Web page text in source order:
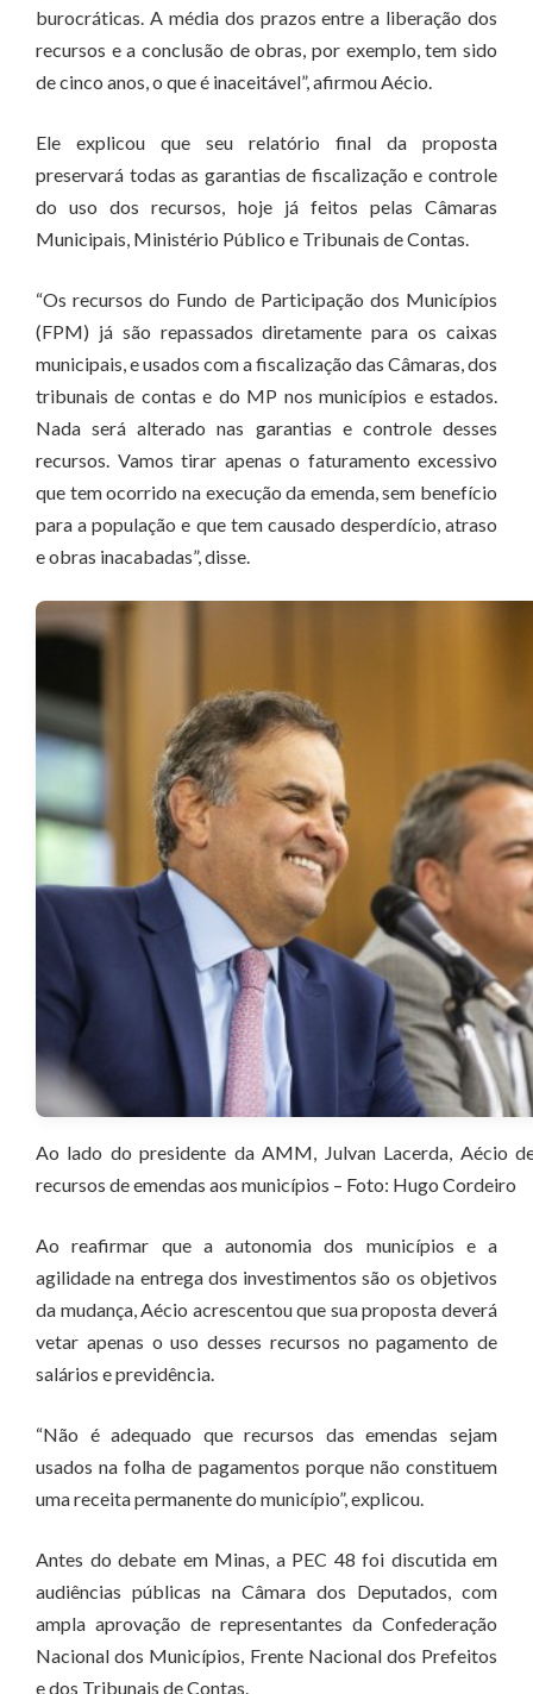
burocráticas. A média dos prazos entre a liberação dos
recursos e a conclusão de obras, por exemplo, tem sido
de cinco anos, o que é inaceitável”, afirmou Aécio.
Ele explicou que seu relatório final da proposta
preservará todas as garantias de fiscalização e controle
do uso dos recursos, hoje já feitos pelas Câmaras
Municipais, Ministério Público e Tribunais de Contas.
“Os recursos do Fundo de Participação dos Municípios
(FPM) já são repassados diretamente para os caixas
municipais, e usados com a fiscalização das Câmaras, dos
tribunais de contas e do MP nos municípios e estados.
Nada será alterado nas garantias e controle desses
recursos. Vamos tirar apenas o faturamento excessivo
que tem ocorrido na execução da emenda, sem benefício
para a população e que tem causado desperdício, atraso
e obras inacabadas”, disse.
Ao lado do presidente da AMM, Julvan Lacerda, Aécio
recursos de emendas aos municípios – Foto: Hugo Cordeiro
Ao reafirmar que a autonomia dos municípios e a
agilidade na entrega dos investimentos são os objetivos
da mudança, Aécio acrescentou que sua proposta deverá
vetar apenas o uso desses recursos no pagamento de
salários e previdência.
“Não é adequado que recursos das emendas sejam
usados na folha de pagamentos porque não constituem
uma receita permanente do município”, explicou.
Antes do debate em Minas, a PEC 48 foi discutida em
audiências públicas na Câmara dos Deputados, com
ampla aprovação de representantes da Confederação
Nacional dos Municípios, Frente Nacional dos Prefeitos
e dos Tribunais de Contas.